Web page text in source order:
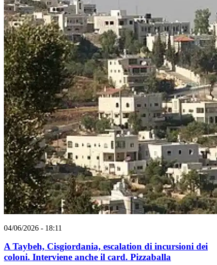
04/06/2026 - 18:11
A Taybeh, Cisgiordania, escalation di incursioni dei
coloni. Interviene anche il card. Pizzaballa